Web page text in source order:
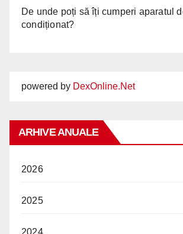
De unde poți să îți cumperi aparatul
condiționat?
powered by DexOnline.Net
ARHIVE ANUALE
2026
2025
2024